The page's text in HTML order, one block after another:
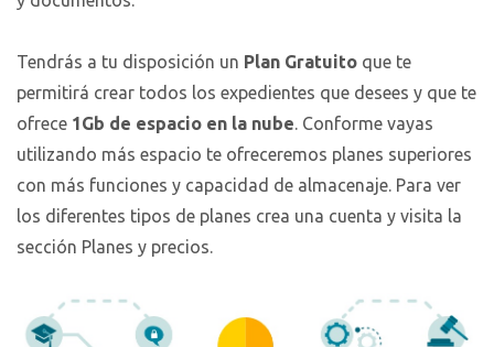
Tendrás a tu disposición un Plan Gratuito que te
permitirá crear todos los expedientes que desees y que te
ofrece 1Gb de espacio en la nube. Conforme vayas
utilizando más espacio te ofreceremos planes superiores
con más funciones y capacidad de almacenaje. Para ver
los diferentes tipos de planes crea una cuenta y visita la
sección Planes y precios.